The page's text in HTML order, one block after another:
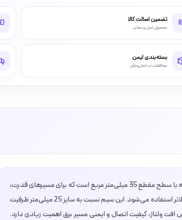
سیم افشان 1×35 البرز الکتریک نور لینکو، یک سیم مسی تک رشته با سطح مقطع 35 میلی‌متر مربع است که برای مسیرهای قدرت،
تابلو برق، ارت، نول، انشعابات اصلی و اتصال تجهیزات با مصرف بالاتر استفاده می‌شود. این سیم نسبت به سایز 25 میلی‌متر ظرفیت
ولتاژ، کیفیت اتصال و ایمنی مسیر برق اهمیت زیادی دارد.
تضمین اصالت کالا
محصول اصل و معتبر
بسته‌بندی ایمن
محافظت در حمل‌ونقل